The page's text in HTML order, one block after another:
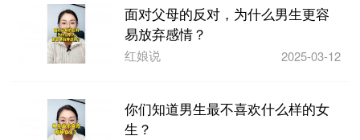
面对父母的反对，为什么男生更容
易放弃感情？
红娘说 2025-03-12
你们知道男生最不喜欢什么样的女
生？